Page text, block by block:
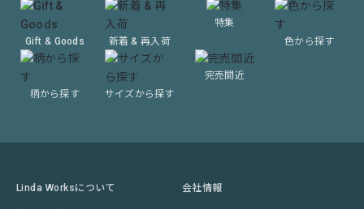
Gift & Goods 新着 & 再入荷
特集
色から探す
柄から探す サイズから探す
完売間近
Linda Worksについて 会社情報